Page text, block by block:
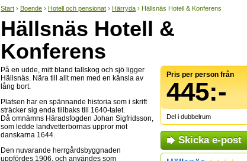
Start › Boende › Hotell och pensionat › Härryda › Hällsnäs Hotell & Konferens
Hällsnäs Hotell &
Konferens
Pris per person från
445:-
Del i dubbelrum
Skicka e-post
På en udde, mitt bland tallskog och sjö ligger
Hällsnäs. Nära till allt men med en känsla av
lång bort.
Platsen har en spännande historia som i skrift
sträcker sig enda tillbaks till 1640-talet.
Då omnämns Häradsfogden Johan Sigfridsson,
som ledde landvetterbornas uppror mot
danskarna 1644.
Den nuvarande herrgårdsbyggnaden
uppfördes 1906, och användes som